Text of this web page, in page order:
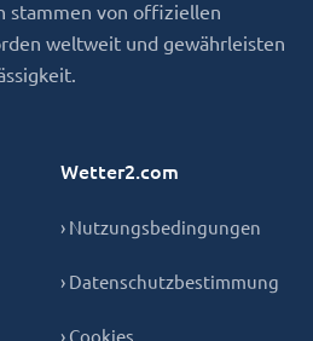
stammen von offiziellen
weltweit und gewährleisten
Wetter2.com
› Nutzungsbedingungen
› Datenschutzbestimmung
› Cookies